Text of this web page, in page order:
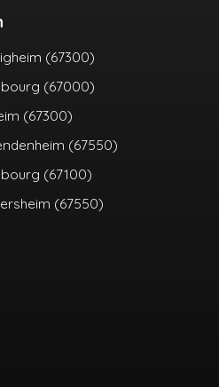
(67300)
(67000)
(67300)
(67550)
(67100)
(67550)